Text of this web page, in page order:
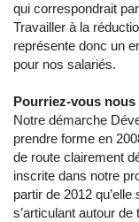
qui correspondrait
Travailler à la
représente donc un
pour nos salariés.
Pourriez-vous nous
Notre démarche
prendre forme en
de route clairement
inscrite dans notre
partir de 2012
s’articulant autour